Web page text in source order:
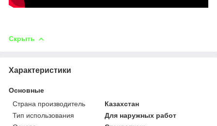
Скрыть
Характеристики
Основные
Страна производитель
Казахстан
Тип использования
Для наружных работ